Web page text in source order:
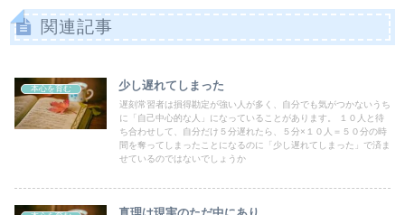
関連記事
本心を育む 少し遅れてしまった
遅刻常習者は損得勘定が強い人が多く、自分でも気がつかないうち
に「自己中心的な人」になっていることがあります。 １０人と待
ち合わせして、自分だけ５分遅れたら、５分×１０人＝５０分の時
間を奪ってしまったことになるのに「少し遅れてしまった」で済ま
せているのではないでしょうか